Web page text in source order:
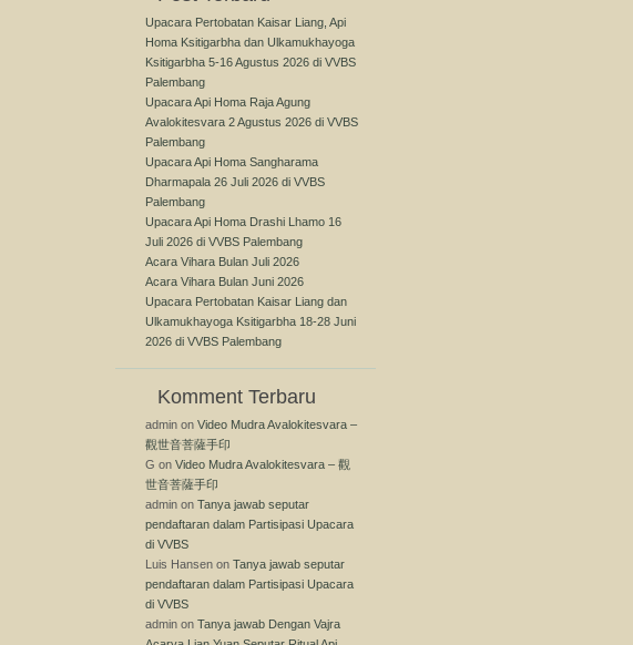
Upacara Pertobatan Kaisar Liang, Api
Homa Ksitigarbha dan Ulkamukhayoga
Ksitigarbha 5-16 Agustus 2026 di VVBS
Palembang
Upacara Api Homa Raja Agung
Avalokitesvara 2 Agustus 2026 di VVBS
Palembang
Upacara Api Homa Sangharama
Dharmapala 26 Juli 2026 di VVBS
Palembang
Upacara Api Homa Drashi Lhamo 16
Juli 2026 di VVBS Palembang
Acara Vihara Bulan Juli 2026
Acara Vihara Bulan Juni 2026
Upacara Pertobatan Kaisar Liang dan
Ulkamukhayoga Ksitigarbha 18-28 Juni
2026 di VVBS Palembang
Komment Terbaru
admin on Video Mudra Avalokitesvara –
觀世音菩薩手印
G on Video Mudra Avalokitesvara – 觀
世音菩薩手印
admin on Tanya jawab seputar
pendaftaran dalam Partisipasi Upacara
di VVBS
Luis Hansen on Tanya jawab seputar
pendaftaran dalam Partisipasi Upacara
di VVBS
admin on Tanya jawab Dengan Vajra